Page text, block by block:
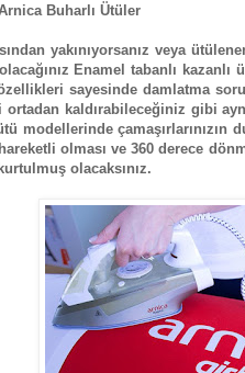
Buharlı Ütüler
yakınıyorsanız veya
Enamel tabanlı
sayesinde damlatma
ortadan kaldırabileceğiniz gibi
modellerinde
olması ve 360 derece
olacaksınız.